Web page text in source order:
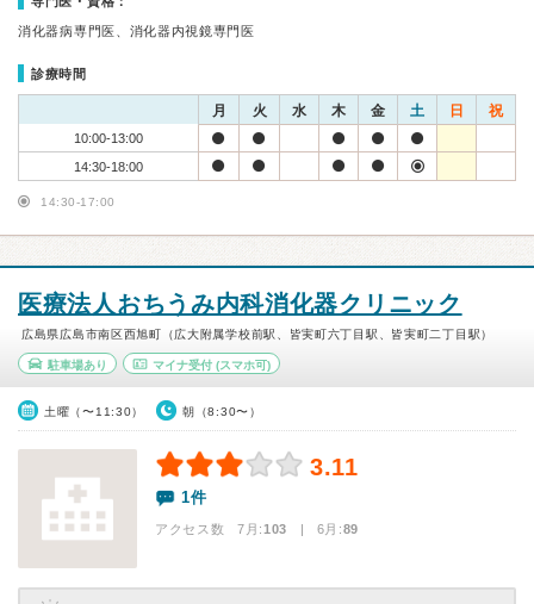
消化器病専門医、消化器内視鏡専門医
診療時間
月 火 水 木 金 土 日 祝
10:00-13:00
14:30-18:00
14:30-17:00
医療法人おちうみ内科消化器クリニック
広島県広島市南区西旭町（広大附属学校前駅、皆実町六丁目駅、皆実町二丁目駅）
駐車場あり マイナ受付(スマホ可)
土曜（〜11:30） 朝（8:30〜）
3.11
1件
アクセス数 7月:103 | 6月:89